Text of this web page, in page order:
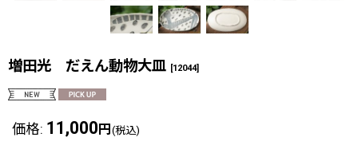
増田光 だえん動物大皿 [12044]
価格: 11,000 円 (税込)